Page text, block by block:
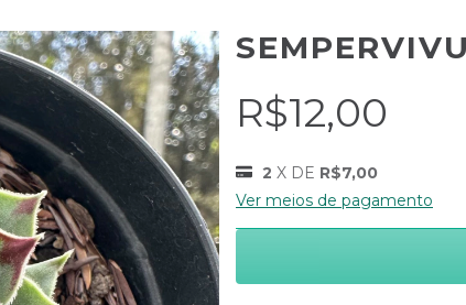
R$12,00
2 X DE R$7,00
Ver meios de pagamento